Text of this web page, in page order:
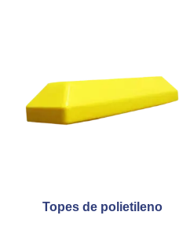
Topes de polietileno